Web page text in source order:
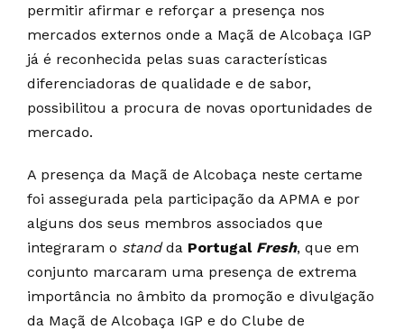
permitir afirmar e reforçar a presença nos
mercados externos onde a Maçã de Alcobaça IGP
já é reconhecida pelas suas características
diferenciadoras de qualidade e de sabor,
possibilitou a procura de novas oportunidades de
mercado.
A presença da Maçã de Alcobaça neste certame
foi assegurada pela participação da APMA e por
alguns dos seus membros associados que
integraram o standda Portugal Fresh, que em
conjunto marcaram uma presença de extrema
importância no âmbito da promoção e divulgação
da Maçã de Alcobaça IGP e do Clube de